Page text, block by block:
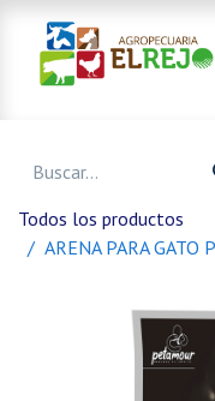
Todos los productos
ARENA PARA GATO